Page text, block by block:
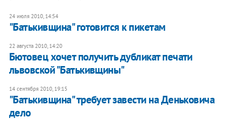
24 июля 2010, 14:54
"Батькивщина" готовится к пикетам
22 августа 2010, 14:20
Бютовец хочет получить дубликат печати
львовской "Батькивщины"
14 сентября 2010, 19:15
"Батькивщина" требует завести на Деньковича
дело